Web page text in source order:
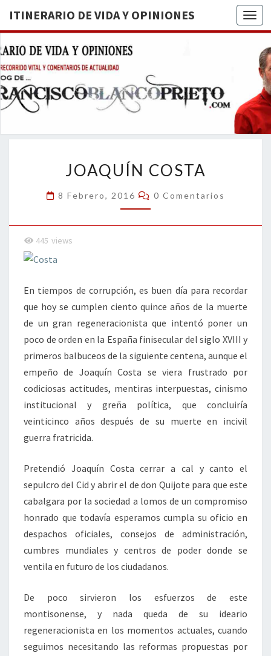
ITINERARIO DE VIDA Y OPINIONES
DE
BREVE
RECORRIDO
VITAL Y
ACTUALIDAD
COSTA
JOAQUÍN COSTA
8 Febrero, 2016 Comentarios
0 Comentarios
445 views
En tiempos de corrupción, es buen día para recordar
que hoy se cumplen ciento quince años de la muerte
de un gran regeneracionista que intentó poner un
poco de orden en la España finisecular del siglo XVIII y
primeros balbuceos de la siguiente centena, aunque el
empeño de Joaquín Costa se viera frustrado por
codiciosas actitudes, mentiras interpuestas, cinismo
institucional y greña política, que concluiría
veinticinco años después de su muerte en incivil
guerra fratricida.
Pretendió Joaquín Costa cerrar a cal y canto el
sepulcro del Cid y abrir el de don Quijote para que este
cabalgara por la sociedad a lomos de un compromiso
honrado que todavía esperamos cumpla su oficio en
despachos oficiales, consejos de administración,
cumbres mundiales y centros de poder donde se
ventila en futuro de los ciudadanos.
De poco sirvieron los esfuerzos de este
montisonense, y nada queda de su ideario
regeneracionista en los momentos actuales, cuando
seguimos necesitando las reformas propuestas por